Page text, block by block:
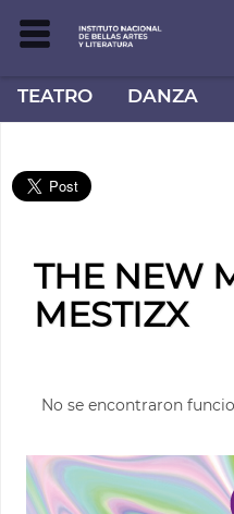
TEATRO DANZA
THE NEW
MESTIZX
No se encontraron